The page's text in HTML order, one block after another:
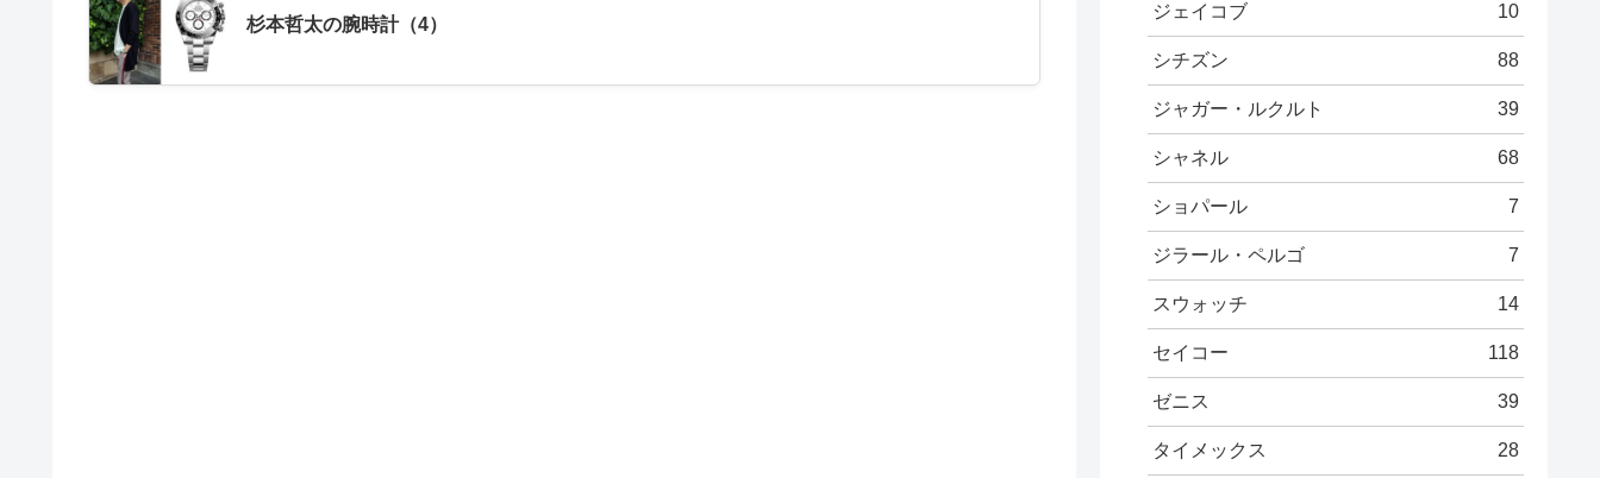
杉本哲太の腕時計（4）
ジェイコブ 10
シチズン 88
ジャガー・ルクルト 39
シャネル 68
ショパール 7
ジラール・ペルゴ 7
スウォッチ 14
セイコー 118
ゼニス 39
タイメックス 28